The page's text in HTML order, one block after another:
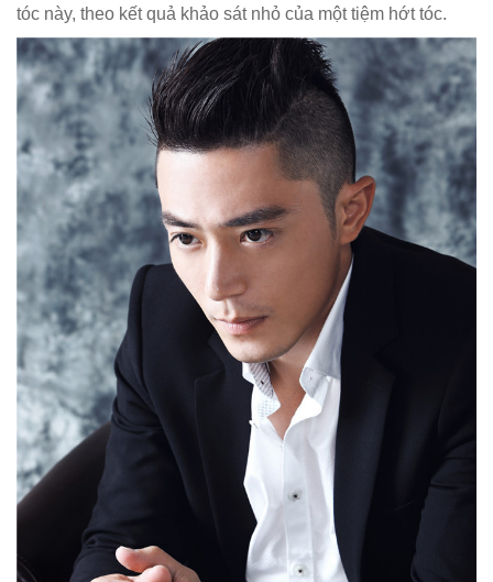
tóc này, theo kết quả khảo sát nhỏ của một tiệm hớt tóc.